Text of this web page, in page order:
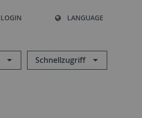
LOGIN LANGUAGE
Schnellzugriff